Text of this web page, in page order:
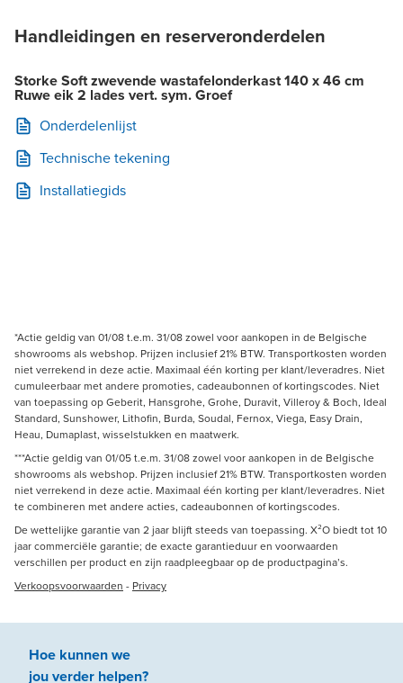
Handleidingen en reserveronderdelen
Storke Soft zwevende wastafelonderkast 140 x 46 cm
Ruwe eik 2 lades vert. sym. Groef
Onderdelenlijst
Technische tekening
Installatiegids
*Actie geldig van 01/08 t.e.m. 31/08 zowel voor aankopen in de Belgische
showrooms als webshop. Prijzen inclusief 21% BTW. Transportkosten worden
niet verrekend in deze actie. Maximaal één korting per klant/leveradres. Niet
cumuleerbaar met andere promoties, cadeaubonnen of kortingscodes. Niet
van toepassing op Geberit, Hansgrohe, Grohe, Duravit, Villeroy & Boch, Ideal
Standard, Sunshower, Lithofin, Burda, Soudal, Fernox, Viega, Easy Drain,
Heau, Dumaplast, wisselstukken en maatwerk.
***Actie geldig van 01/05 t.e.m. 31/08 zowel voor aankopen in de Belgische
showrooms als webshop. Prijzen inclusief 21% BTW. Transportkosten worden
niet verrekend in deze actie. Maximaal één korting per klant/leveradres. Niet
te combineren met andere acties, cadeaubonnen of kortingscodes.
De wettelijke garantie van 2 jaar blijft steeds van toepassing. X²O biedt tot 10
jaar commerciële garantie; de exacte garantieduur en voorwaarden
verschillen per product en zijn raadpleegbaar op de productpagina’s.
Verkoopsvoorwaarden - Privacy
Hoe kunnen we
jouverder helpen?